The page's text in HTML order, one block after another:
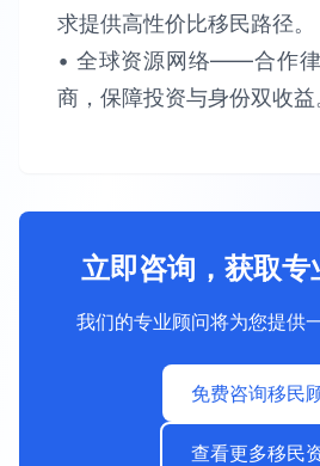
求提供​​高性价比​​移民路径。​​
• 全球资源网络​​——合作
商，保障​​投资与身份双收益​​
立即咨询，获取专
我们的专业顾问将为您提供
免费咨询移民
查看更多移民